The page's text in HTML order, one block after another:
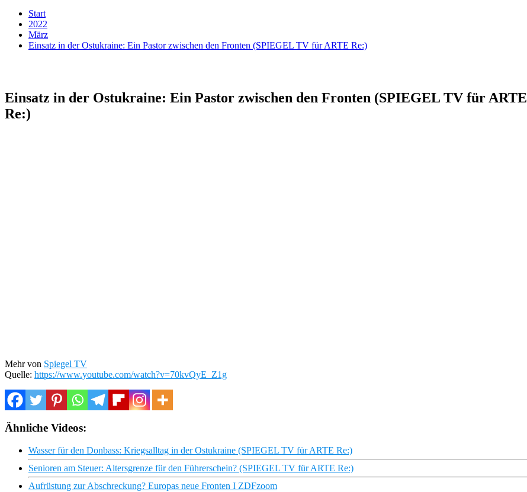
Start
2022
März
Einsatz in der Ostukraine: Ein Pastor zwischen den Fronten (SPIEGEL TV für ARTE Re:)
Einsatz in der Ostukraine: Ein Pastor zwischen den Fronten (SPIEGEL TV für ARTE
Re:)
Mehr von Spiegel TV
Quelle: https://www.youtube.com/watch?v=70kvQyE_Z1g
Ähnliche Videos:
Wasser für den Donbass: Kriegsalltag in der Ostukraine (SPIEGEL TV für ARTE Re:)
Senioren am Steuer: Altersgrenze für den Führerschein? (SPIEGEL TV für ARTE Re:)
Aufrüstung zur Abschreckung? Europas neue Fronten I ZDFzoom